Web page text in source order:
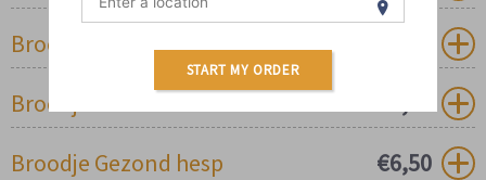
Broodje Gerookte zalm
Broodje Gezond
Broodje Gezond hesp
€6,50
START MY ORDER